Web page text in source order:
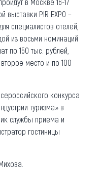
выставки PIR EXPO –
специалистов отелей,
из восьми номинаций
по 150 тыс. рублей,
место и по 100
конкурса
туризма» в
службы приема и
гостиницы